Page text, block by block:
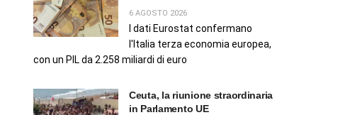
6 AGOSTO 2026
I dati Eurostat confermano
l'Italia terza economia europea,
con un PIL da 2.258 miliardi di euro
Ceuta, la riunione straordinaria
in Parlamento UE